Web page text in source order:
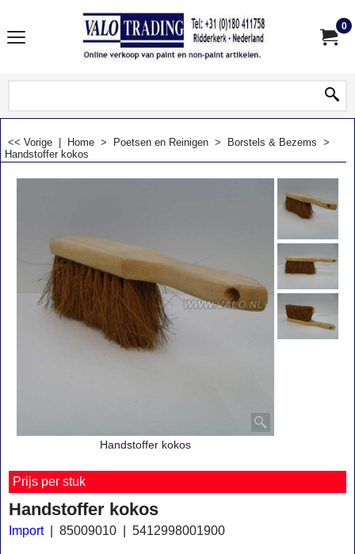
0
<< Vorige Home > Poetsen en Reinigen > Borstels & Bezems >
Handstoffer kokos
Handstoffer kokos
Prijs per stuk
Handstoffer kokos
Import 85009010 5412998001900